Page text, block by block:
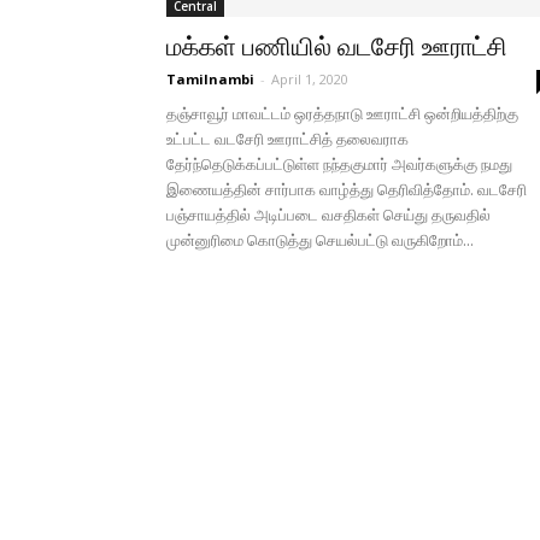
Central
மக்கள் பணியில் வடசேரி ஊராட்சி
Tamilnambi - April 1, 2020
தஞ்சாவூர் மாவட்டம் ஒரத்தநாடு ஊராட்சி ஒன்றியத்திற்கு
உட்பட்ட வடசேரி ஊராட்சித் தலைவராக
தேர்ந்தெடுக்கப்பட்டுள்ள நந்தகுமார் அவர்களுக்கு நமது
இணையத்தின் சார்பாக வாழ்த்து தெரிவித்தோம். வடசேரி
பஞ்சாயத்தில் அடிப்படை வசதிகள் செய்து தருவதில்
முன்னுரிமை கொடுத்து செயல்பட்டு வருகிறோம்...